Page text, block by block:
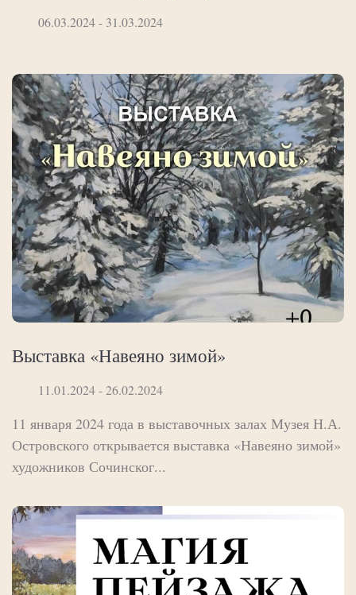
06.03.2024 - 31.03.2024
Выставка «Навеяно зимой»
11.01.2024 - 26.02.2024
11 января 2024 года в выставочных залах Музея Н.А.
Островского открывается выставка «Навеяно зимой»
художников Сочинског...